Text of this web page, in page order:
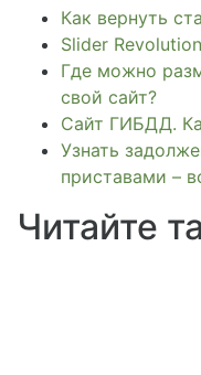
Как вернуть
Slider Revolution
Где можно
свой сайт?
Сайт ГИБДД.
Узнать
приставами –
Читайте